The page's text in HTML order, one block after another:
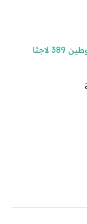
إسبانيا تعلن توطين 389 لاجئا